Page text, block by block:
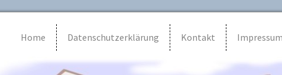
Home Datenschutzerklärung Kontakt Impressum